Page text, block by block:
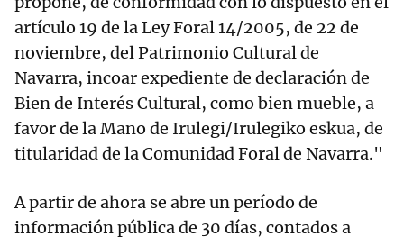
artículo 19 de la Ley Foral 14/2005, de 22 de
noviembre, del Patrimonio Cultural de
Navarra, incoar expediente de declaración de
Bien de Interés Cultural, como bien mueble, a
favor de la Mano de Irulegi/Irulegiko eskua, de
titularidad de la Comunidad Foral de Navarra."
A partir de ahora se abre un período de
información pública de 30 días, contados a